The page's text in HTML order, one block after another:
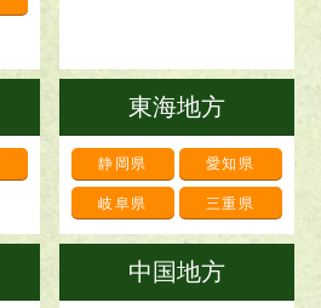
東海地方
静岡県 愛知県
岐阜県 三重県
中国地方